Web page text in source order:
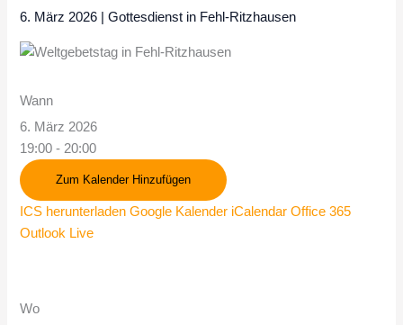
6. März 2026 |Gottesdienst in Fehl-Ritzhausen
Wann
6. März 2026
19:00 - 20:00
Zum Kalender Hinzufügen
ICS herunterladen Google Kalender iCalendar Office 365
Outlook Live
Wo